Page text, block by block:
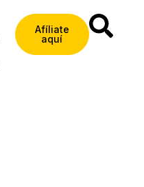
Afíliate
aquí